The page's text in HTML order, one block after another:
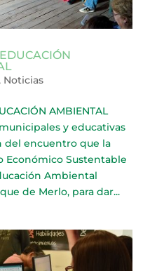
Noticias
AMBIENTAL
y educativas
encuentro que la
Económico Sustentable
Ambiental
de Merlo, para dar...